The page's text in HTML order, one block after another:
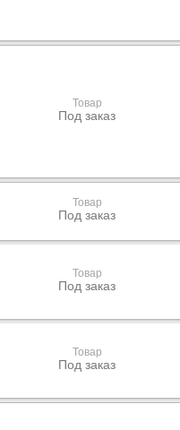
Товар
Под заказ
Товар
Под заказ
Товар
Под заказ
Товар
Под заказ